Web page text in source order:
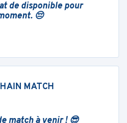
de disponible pour
😔
MATCH